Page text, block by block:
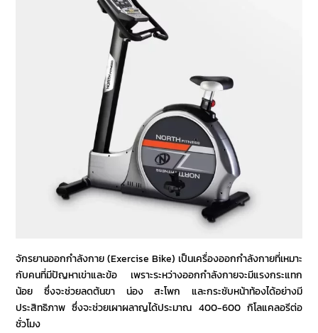
จักรยานออกกำลังกาย (Exercise Bike) เป็นเครื่องออกกำลังกายที่เหมาะ
กับคนที่มีปัญหาเข่าและข้อ เพราะระหว่างออกกำลังกายจะมีแรงกระแทก
น้อย ซึ่งจะช่วยลดต้นขา น่อง สะโพก และกระชับหน้าท้องได้อย่างมี
ประสิทธิภาพ ซึ่งจะช่วยเผาผลาญได้ประมาณ 400-600 กิโลแคลอรีต่อ
ชั่วโมง